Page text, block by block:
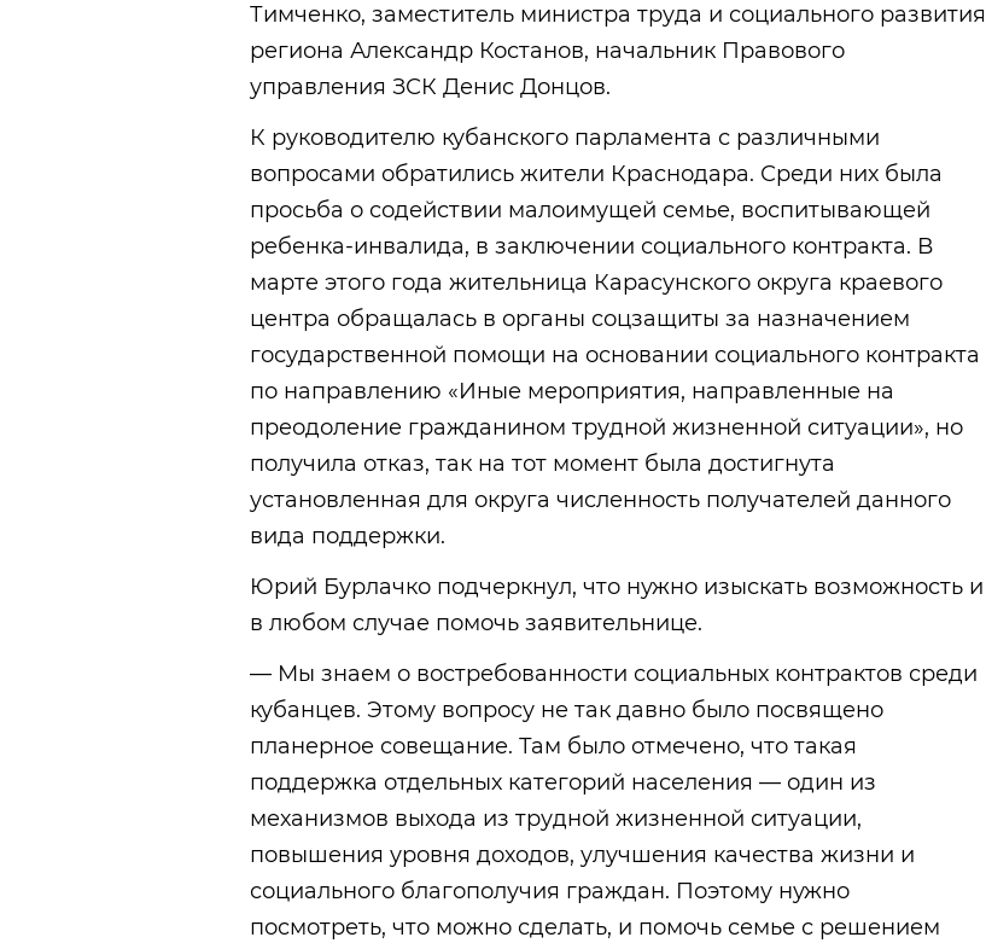
Тимченко, заместитель министра труда и социального развития
региона Александр Костанов, начальник Правового
управления ЗСК Денис Донцов.
К руководителю кубанского парламента с различными
вопросами обратились жители Краснодара. Среди них была
просьба о содействии малоимущей семье, воспитывающей
ребенка-инвалида, в заключении социального контракта. В
марте этого года жительница Карасунского округа краевого
центра обращалась в органы соцзащиты за назначением
государственной помощи на основании социального контракта
по направлению «Иные мероприятия, направленные на
преодоление гражданином трудной жизненной ситуации», но
получила отказ, так на тот момент была достигнута
установленная для округа численность получателей данного
вида поддержки.
Юрий Бурлачко подчеркнул, что нужно изыскать возможность и
в любом случае помочь заявительнице.
— Мы знаем о востребованности социальных контрактов среди
кубанцев. Этому вопросу не так давно было посвящено
планерное совещание. Там было отмечено, что такая
поддержка отдельных категорий населения — один из
механизмов выхода из трудной жизненной ситуации,
повышения уровня доходов, улучшения качества жизни и
социального благополучия граждан. Поэтому нужно
посмотреть, что можно сделать, и помочь семье с решением